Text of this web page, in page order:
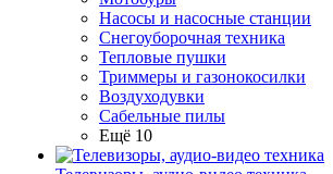
Насосы и насосные станции
Снегоуборочная техника
Тепловые пушки
Триммеры и газонокосилки
Воздуходувки
Сабельные пилы
Ещё 10